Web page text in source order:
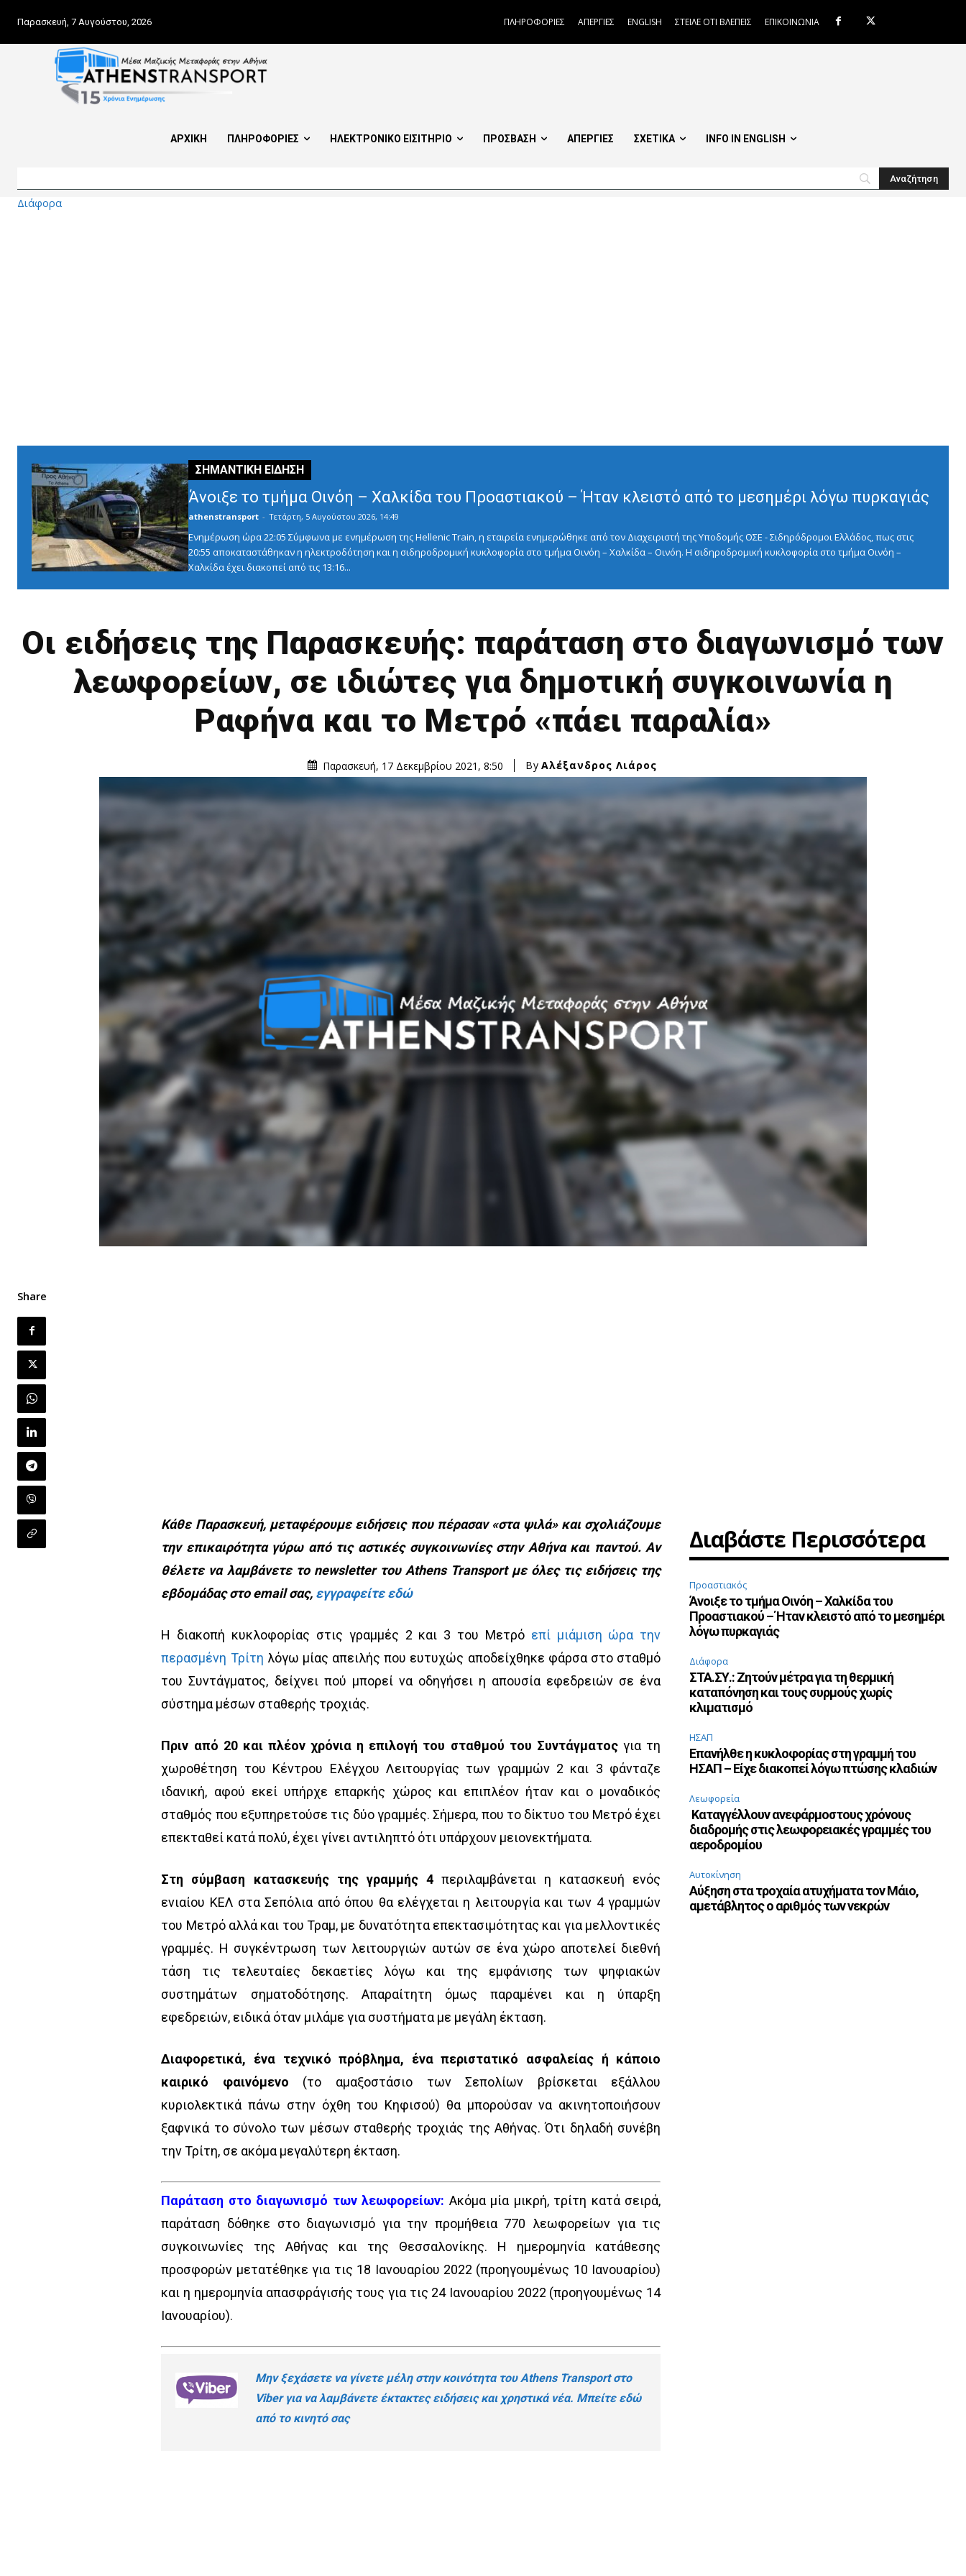
Παρασκευή, 7 Αυγούστου, 2026 ΠΛΗΡΟΦΟΡΙΕΣ ΑΠΕΡΓΙΕΣ ENGLISH ΣΤΕΙΛΕ ΟΤΙ ΒΛΕΠΕΙΣ ΕΠΙΚΟΙΝΩΝΙΑ
ΑΡΧΙΚΗ ΠΛΗΡΟΦΟΡΙΕΣ ΗΛΕΚΤΡΟΝΙΚΟ ΕΙΣΙΤΗΡΙΟ ΠΡΟΣΒΑΣΗ ΑΠΕΡΓΙΕΣ ΣΧΕΤΙΚΑ INFO IN ENGLISH
Διάφορα
Άνοιξε το τμήμα Οινόη – Χαλκίδα του Προαστιακού – Ήταν κλειστό από το μεσημέρι λόγω πυρκαγιάς
athenstransport - Τετάρτη, 5 Αυγούστου 2026, 14:49
Ενημέρωση ώρα 22:05 Σύμφωνα με ενημέρωση της Hellenic Train, η εταιρεία ενημερώθηκε από τον Διαχειριστή της Υποδομής ΟΣΕ - Σιδηρόδρομοι Ελλάδος, πως στις
20:55 αποκαταστάθηκαν η ηλεκτροδότηση και η σιδηροδρομική κυκλοφορία στο τμήμα Οινόη – Χαλκίδα – Οινόη. Η σιδηροδρομική κυκλοφορία στο τμήμα Οινόη –
Χαλκίδα έχει διακοπεί από τις 13:16...
Οι ειδήσεις της Παρασκευής: παράταση στο διαγωνισμό των
λεωφορείων, σε ιδιώτες για δημοτική συγκοινωνία η
Ραφήνα και το Μετρό «πάει παραλία»
Παρασκευή, 17 Δεκεμβρίου 2021, 8:50 By Αλέξανδρος Λιάρος
Share
Κάθε Παρασκευή, μεταφέρουμε ειδήσεις που πέρασαν «στα ψιλά» και σχολιάζουμε
την επικαιρότητα γύρω από τις αστικές συγκοινωνίες στην Αθήνα και παντού. Αν
θέλετε να λαμβάνετε το newsletter του Athens Transport με όλες τις ειδήσεις της
εβδομάδας στο email σας, εγγραφείτε εδώ
Η διακοπή κυκλοφορίας στις γραμμές 2 και 3 του Μετρό επί μιάμιση ώρα την
περασμένη Τρίτη λόγω μίας απειλής που ευτυχώς αποδείχθηκε φάρσα στο σταθμό
του Συντάγματος, δείχνει πού μπορεί να οδηγήσει η απουσία εφεδρειών σε ένα
σύστημα μέσων σταθερής τροχιάς.
Πριν από 20 και πλέον χρόνια η επιλογή του σταθμού του Συντάγματοςγια τη
χωροθέτηση του Κέντρου Ελέγχου Λειτουργίας των γραμμών 2 και 3 φάνταζε
ιδανική, αφού εκεί υπήρχε επαρκής χώρος και επιπλέον ήταν και ο μοναδικός
σταθμός που εξυπηρετούσε τις δύο γραμμές. Σήμερα, που το δίκτυο του Μετρό έχει
επεκταθεί κατά πολύ, έχει γίνει αντιληπτό ότι υπάρχουν μειονεκτήματα.
Στη σύμβαση κατασκευής της γραμμής 4περιλαμβάνεται η κατασκευή ενός
ενιαίου ΚΕΛ στα Σεπόλια από όπου θα ελέγχεται η λειτουργία και των 4 γραμμών
του Μετρό αλλά και του Τραμ, με δυνατότητα επεκτασιμότητας και για μελλοντικές
γραμμές. Η συγκέντρωση των λειτουργιών αυτών σε ένα χώρο αποτελεί διεθνή
τάση τις τελευταίες δεκαετίες λόγω και της εμφάνισης των ψηφιακών
συστημάτων σηματοδότησης. Απαραίτητη όμως παραμένει και η ύπαρξη
εφεδρειών, ειδικά όταν μιλάμε για συστήματα με μεγάλη έκταση.
Διαφορετικά, ένα τεχνικό πρόβλημα, ένα περιστατικό ασφαλείας ή κάποιο
καιρικό φαινόμενο (το αμαξοστάσιο των Σεπολίων βρίσκεται εξάλλου
κυριολεκτικά πάνω στην όχθη του Κηφισού) θα μπορούσαν να ακινητοποιήσουν
ξαφνικά το σύνολο των μέσων σταθερής τροχιάς της Αθήνας. Ότι δηλαδή συνέβη
την Τρίτη, σε ακόμα μεγαλύτερη έκταση.
Παράταση στο διαγωνισμό των λεωφορείων: Ακόμα μία μικρή, τρίτη κατά σειρά,
παράταση δόθηκε στο διαγωνισμό για την προμήθεια 770 λεωφορείων για τις
συγκοινωνίες της Αθήνας και της Θεσσαλονίκης. Η ημερομηνία κατάθεσης
προσφορών μετατέθηκε για τις 18 Ιανουαρίου 2022 (προηγουμένως 10 Ιανουαρίου)
και η ημερομηνία απασφράγισής τους για τις 24 Ιανουαρίου 2022 (προηγουμένως 14
Ιανουαρίου).
Μην ξεχάσετε να γίνετε μέλη στην κοινότητα του Athens Transport στο
Viber για να λαμβάνετε έκτακτες ειδήσεις και χρηστικά νέα. Μπείτε εδώ
από το κινητό σας
Διαβάστε Περισσότερα
Προαστιακός
Άνοιξε το τμήμα Οινόη – Χαλκίδα του
Προαστιακού – Ήταν κλειστό από το μεσημέρι
λόγω πυρκαγιάς
Διάφορα
ΣΤΑ.ΣΥ.: Ζητούν μέτρα για τη θερμική
καταπόνηση και τους συρμούς χωρίς
κλιματισμό
ΗΣΑΠ
Επανήλθε η κυκλοφορίας στη γραμμή του
ΗΣΑΠ – Είχε διακοπεί λόγω πτώσης κλαδιών
Λεωφορεία
Καταγγέλλουν ανεφάρμοστους χρόνους
διαδρομής στις λεωφορειακές γραμμές του
αεροδρομίου
Αυτοκίνηση
Αύξηση στα τροχαία ατυχήματα τον Μάιο,
αμετάβλητος ο αριθμός των νεκρών